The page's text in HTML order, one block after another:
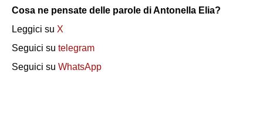
Cosa ne pensate delle parole di Antonella Elia?
Leggici su X
Seguici su telegram
Seguici su WhatsApp